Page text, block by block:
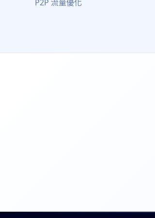
P2P 流量優化